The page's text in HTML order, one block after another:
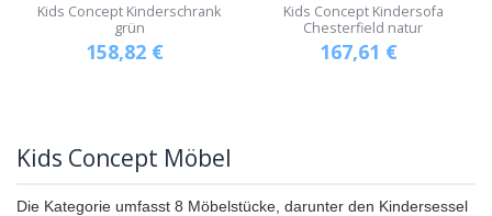
Kids Concept Kinderschrank
grün
158,82 €
Kids Concept Kindersofa
Chesterfield natur
167,61 €
Kids Concept Möbel
Die Kategorie umfasst 8 Möbelstücke, darunter den Kindersessel